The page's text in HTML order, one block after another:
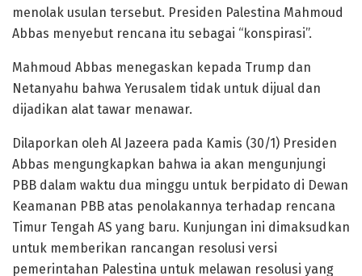
menolak usulan tersebut. Presiden Palestina Mahmoud
Abbas menyebut rencana itu sebagai “konspirasi”.
Mahmoud Abbas menegaskan kepada Trump dan
Netanyahu bahwa Yerusalem tidak untuk dijual dan
dijadikan alat tawar menawar.
Dilaporkan oleh Al Jazeera pada Kamis (30/1) Presiden
Abbas mengungkapkan bahwa ia akan mengunjungi
PBB dalam waktu dua minggu untuk berpidato di Dewan
Keamanan PBB atas penolakannya terhadap rencana
Timur Tengah AS yang baru. Kunjungan ini dimaksudkan
untuk memberikan rancangan resolusi versi
pemerintahan Palestina untuk melawan resolusi yang